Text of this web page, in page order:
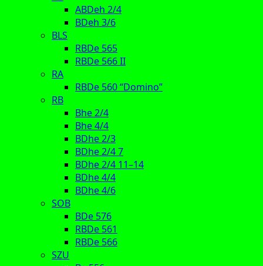
ABDeh 2/4
BDeh 3/6
BLS
RBDe 565
RBDe 566 II
RA
RBDe 560 “Domino”
RB
Bhe 2/4
Bhe 4/4
BDhe 2/3
BDhe 2/4 7
BDhe 2/4 11–14
BDhe 4/4
BDhe 4/6
SOB
BDe 576
RBDe 561
RBDe 566
SZU